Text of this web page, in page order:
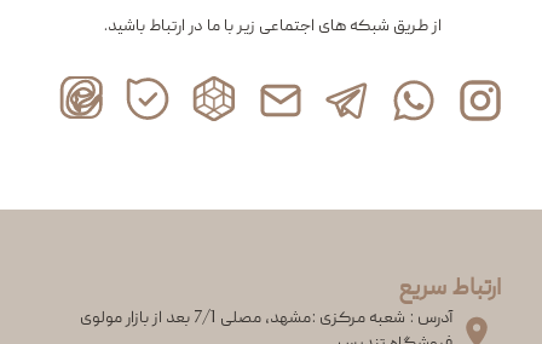
از طریق شبکه های اجتماعی زیر با ما در ارتباط باشید.
ارتباط سریع
آدرس : شعبه مرکزی :مشهد، مصلی 7/1 بعد از بازار مولوی